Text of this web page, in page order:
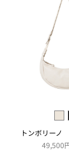
トンボリーノ
49,500